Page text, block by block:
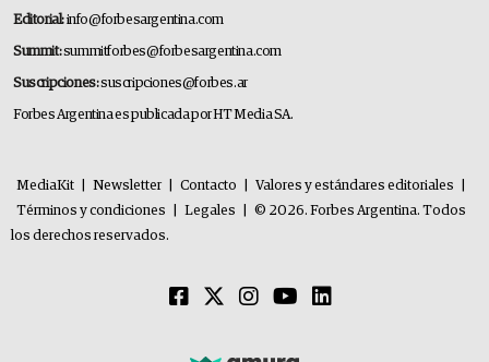
Editorial:info@forbesargentina.com
Summit:summitforbes@forbesargentina.com
Suscripciones:suscripciones@forbes.ar
Forbes Argentina es publicada por HT Media SA.
MediaKit Newsletter Contacto Valores y estándares editoriales
Términos y condiciones
Legales
© 2026. Forbes Argentina. Todos
los derechos reservados.